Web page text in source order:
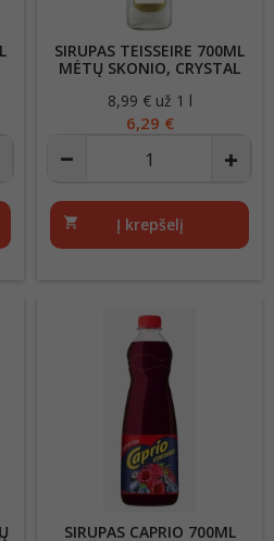
SIRUPAS TEISSEIRE 700ML
MĖTŲ SKONIO, CRYSTAL
Kaina
8,99 € už 1 l
6,29 €
shopping_cart Į krepšelį
SIRUPAS CAPRIO 700ML